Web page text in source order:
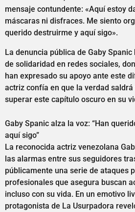
mensaje contundente: «Aquí estoy
máscaras ni disfraces. Me siento
querido destruirme y aquí sigo».
La denuncia pública de Gaby
de solidaridad en redes sociales,
han expresado su apoyo ante este
actriz confía en que la verdad saldrá
superar este capítulo oscuro en su
Gaby Spanic alza la voz: “Han
aquí sigo”
La reconocida actriz venezolana
las alarmas entre sus seguidores
públicamente una serie de ataques
profesionales que asegura buscan
incluso con su vida. En un emotivo
protagonista de La Usurpadora